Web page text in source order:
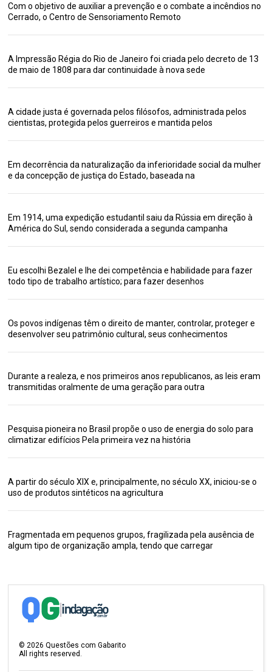
Com o objetivo de auxiliar a prevenção e o combate a incêndios no
Cerrado, o Centro de Sensoriamento Remoto
A Impressão Régia do Rio de Janeiro foi criada pelo decreto de 13
de maio de 1808 para dar continuidade à nova sede
A cidade justa é governada pelos filósofos, administrada pelos
cientistas, protegida pelos guerreiros e mantida pelos
Em decorrência da naturalização da inferioridade social da mulher
e da concepção de justiça do Estado, baseada na
Em 1914, uma expedição estudantil saiu da Rússia em direção à
América do Sul, sendo considerada a segunda campanha
Eu escolhi Bezalel e lhe dei competência e habilidade para fazer
todo tipo de trabalho artístico; para fazer desenhos
Os povos indígenas têm o direito de manter, controlar, proteger e
desenvolver seu patrimônio cultural, seus conhecimentos
Durante a realeza, e nos primeiros anos republicanos, as leis eram
transmitidas oralmente de uma geração para outra
Pesquisa pioneira no Brasil propõe o uso de energia do solo para
climatizar edifícios Pela primeira vez na história
A partir do século XIX e, principalmente, no século XX, iniciou-se o
uso de produtos sintéticos na agricultura
Fragmentada em pequenos grupos, fragilizada pela ausência de
algum tipo de organização ampla, tendo que carregar
© 2026 Questões com Gabarito
All rights reserved.